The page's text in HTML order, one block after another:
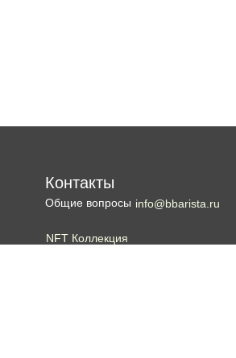
Контакты
Общие вопросы info@bbarista.ru
NFT Коллекция